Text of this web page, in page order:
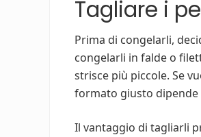
Tagliare i
Prima di congelarli,
congelarli in falde o
strisce più piccole. Se
formato giusto dipende
Il vantaggio di tagliarli